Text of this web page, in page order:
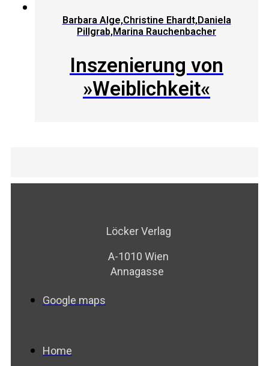
Barbara Alge,Christine Ehardt,Daniela
Pillgrab,Marina Rauchenbacher
Inszenierung von
»Weiblichkeit«
Löcker Verlag
A-1010 Wien
Annagasse
Google maps
Home